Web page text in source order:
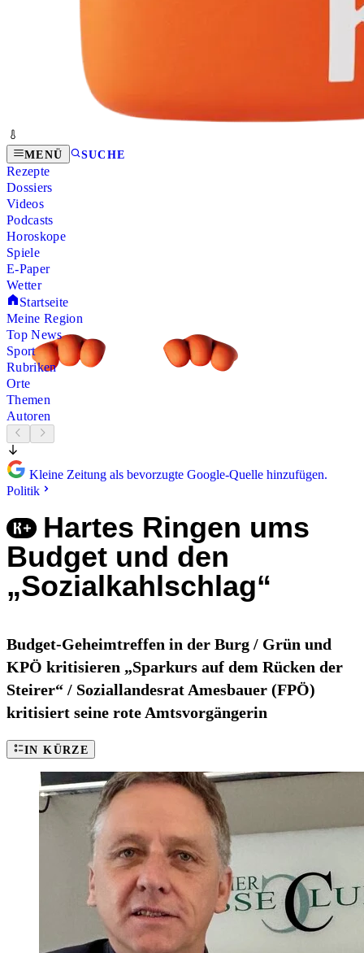
MENÜ SUCHE
Rezepte
Dossiers
Videos
Podcasts
Horoskope
Spiele
E-Paper
Wetter
Startseite
Meine Region
Top News
Sport
Rubriken
Orte
Themen
Autoren
Kleine Zeitung als bevorzugte Google-Quelle hinzufügen.
Politik
Hartes Ringen ums
Budget und den
„Sozialkahlschlag“
Budget-Geheimtreffen in der Burg / Grün und
KPÖ kritisieren „Sparkurs auf dem Rücken der
Steirer“ / Soziallandesrat Amesbauer (FPÖ)
kritisiert seine rote Amtsvorgängerin
IN KÜRZE